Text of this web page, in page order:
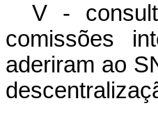
V -
comissões
aderiram ao